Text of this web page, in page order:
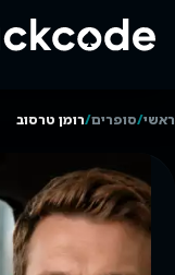
ראשי/סופרים/רומן טרסוב